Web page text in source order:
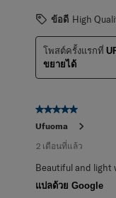
ข้อดี High
โพสต์ครั้งแรกที่
ขยายได้
5 จาก 5 ดาว
Ufuoma
2 เดือนที่แล้ว
Beautiful and light
แปลด้วย Google